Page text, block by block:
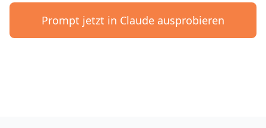
Prompt jetzt in Claude ausprobieren